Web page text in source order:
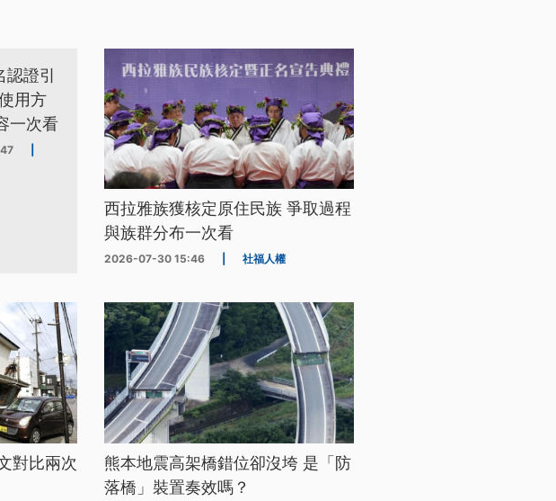
認證引
用方
一次看
西拉雅族獲核定原住民族 爭取過程
與族群分布一次看
2026-07-30 15:46 社福人權
對比兩次
熊本地震高架橋錯位卻沒垮 是「防
落橋」裝置奏效嗎？